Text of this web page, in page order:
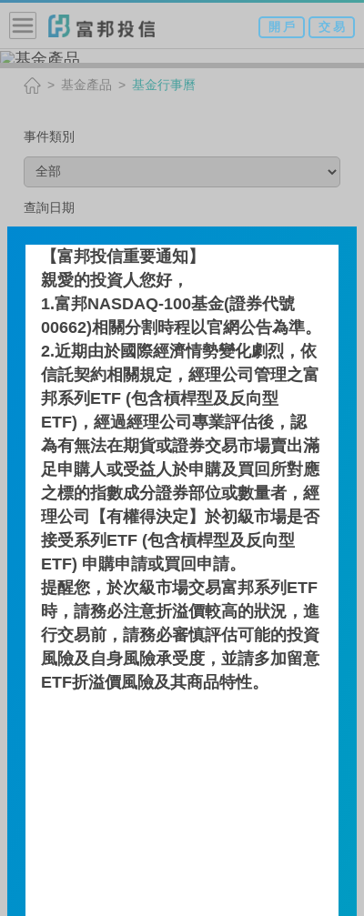
開 戶 交 易
【富邦投信重要通知】
親愛的投資人您好，
1.富邦NASDAQ-100基金(證券代號
00662)相關分割時程以官網公告為準。
2.近期由於國際經濟情勢變化劇烈，依
信託契約相關規定，經理公司管理之富
邦系列ETF (包含槓桿型及反向型
ETF)，經過經理公司專業評估後，認
為有無法在期貨或證券交易市場賣出滿
足申購人或受益人於申購及買回所對應
之標的指數成分證券部位或數量者，經
理公司【有權得決定】於初級市場是否
接受系列ETF (包含槓桿型及反向型
ETF) 申購申請或買回申請。
提醒您，於次級市場交易富邦系列ETF
時，請務必注意折溢價較高的狀況，進
行交易前，請務必審慎評估可能的投資
風險及自身風險承受度，並請多加留意
ETF折溢價風險及其商品特性。
基金產品 基金行事曆
事件類別
查詢日期
查 詢
2026 年 6 月
日 一 二 三 四 五 六
01 02 03 04 05 06
07 08 09 10 11 12 13
14 15 16 17 18